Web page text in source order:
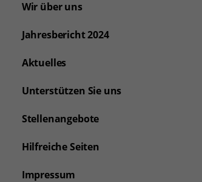
Wir über uns
Jahresbericht 2024
Aktuelles
Unterstützen Sie uns
Stellenangebote
Hilfreiche Seiten
Impressum